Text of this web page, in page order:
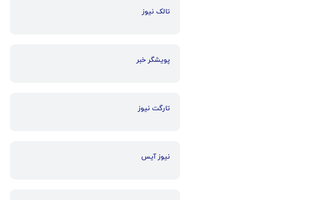
تالک نیوز
پویشگر خبر
تارگت نیوز
نیوز آیس